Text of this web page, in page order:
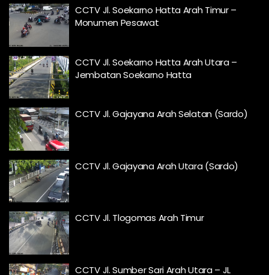
CCTV Jl. Soekarno Hatta Arah Timur –
Monumen Pesawat
CCTV Jl. Soekarno Hatta Arah Utara –
Jembatan Soekarno Hatta
CCTV Jl. Gajayana Arah Selatan (Sardo)
CCTV Jl. Gajayana Arah Utara (Sardo)
CCTV Jl. Tlogomas Arah Timur
CCTV Jl. Sumber Sari Arah Utara – JL